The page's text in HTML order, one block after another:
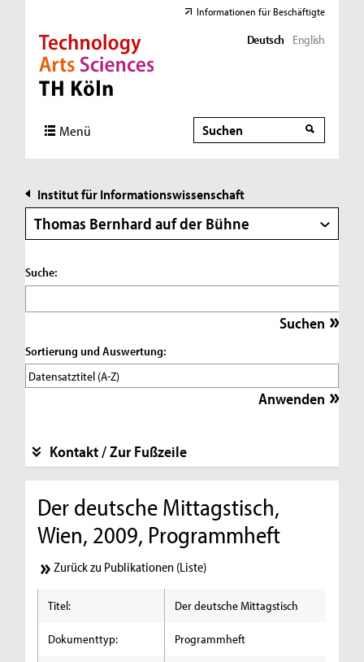
Direkt zur Hauptnavigation
Direkt zur Subnavigation
Direkt zum Inhalt
Direkt zum Fußbereich
Informationen für Beschäftigte
Deutsch English
Menü Suche
Suche
Institut für Informationswissenschaft
Thomas Bernhard auf der Bühne
Suche:
Sortierung und Auswertung:
Kontakt / Zur Fußzeile
Der deutsche Mittagstisch,
Wien, 2009, Programmheft
Zurück zu Publikationen (Liste)
Titel: Der deutsche Mittagstisch
Dokumenttyp: Programmheft